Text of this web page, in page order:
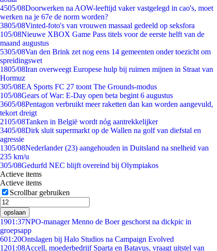
4505/08Doorwerken na AOW-leeftijd vaker vastgelegd in cao's, moet
werken na je 67e de norm worden?
3805/08Vinted-foto's van vrouwen massaal gedeeld op seksfora
105/08Nieuwe XBOX Game Pass titels voor de eerste helft van de
maand augustus
5305/08Van den Brink zet nog eens 14 gemeenten onder toezicht om
spreidingswet
1805/08Iran overweegt Europese hulp bij ruimen mijnen in Straat van
Hormuz
305/08EA Sports FC 27 toont The Grounds-modus
105/08Gears of War: E-Day open beta begint 6 augustus
3605/08Pentagon verbruikt meer raketten dan kan worden aangevuld,
tekort dreigt
2105/08Tanken in België wordt nóg aantrekkelijker
3405/08Dirk sluit supermarkt op de Wallen na golf van diefstal en
agressie
1305/08Nederlander (23) aangehouden in Duitsland na snelheid van
235 km/u
305/08Gedurfd NEC blijft overeind bij Olympiakos
Actieve items
Actieve items
Scrollbar gebruiken
opslaan
1901:37NPO-manager Menno de Boer geschorst na dickpic in
groepsapp
601:20Ontslagen bij Halo Studios na Campaign Evolved
1201:08Accell, moederbedrijf Sparta en Batavus, vraagt uitstel van